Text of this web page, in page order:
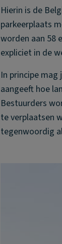
Hierin is de
parkeerplaats
worden aan 58
expliciet in de
In principe
aangeeft hoe
Bestuurders
te verplaatsen
tegenwoordig